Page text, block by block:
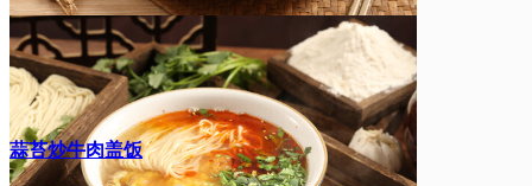
蒜苔炒牛肉盖饭